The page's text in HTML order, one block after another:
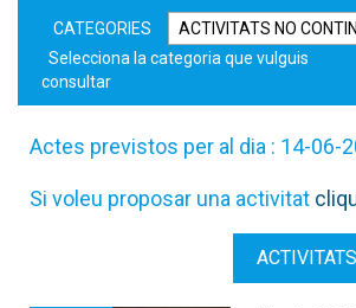
CATEGORIES
Selecciona la categoria que vulguis
consultar
Actes previstos per al dia : 14-06-
Si voleu proposar una activitat